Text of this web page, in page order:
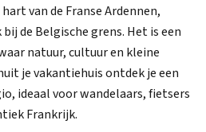
van de Franse Ardennen,
de Belgische grens. Het is een
natuur, cultuur en kleine
je vakantiehuis ontdek je een
ideaal voor wandelaars, fietsers
Frankrijk.